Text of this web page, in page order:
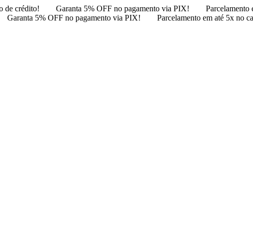
de crédito! Garanta 5% OFF no pagamento via PIX! Parcelamento
Garanta 5% OFF no pagamento via PIX! Parcelamento em até 5x no